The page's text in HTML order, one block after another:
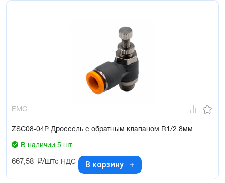
EMC
ZSC08-04P Дроссель с обратным клапаном R1/2 8мм
В наличии 5 шт
667,58 ₽/штс НДС В корзину